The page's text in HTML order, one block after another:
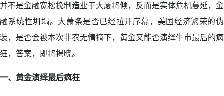
并不是金融宽松挽制造业于大厦将倾，反而是实体危机蔓延，金
融系统性坍塌。大萧条是否已经拉开序幕，美国经济繁荣的伪
装，是否会被本次非农无情摘下，黄金又能否演绎牛市最后的疯
狂，答案，即将揭晓。
一、黄金演绎最后疯狂